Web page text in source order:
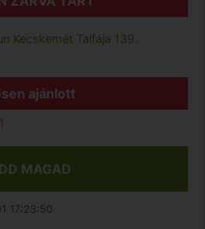
Kecskemét Talfája 139.
ajánlott
MAGAD
17:23:50